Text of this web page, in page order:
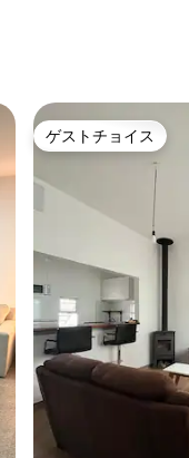
ゲストチョイス
ゲストチョイス